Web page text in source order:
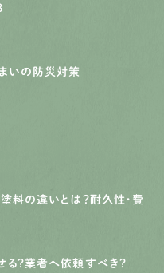
いの防災対策
塗料の違いとは？耐久性・費
？業者へ依頼すべき？